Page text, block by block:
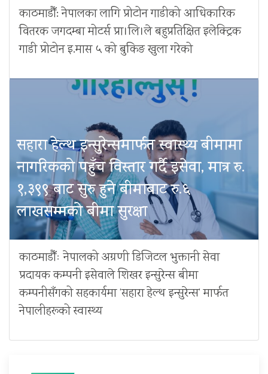
काठमाडौँ: नेपालका लागि प्रोटोन गाडीको आधिकारिक
वितरक जगदम्बा मोटर्स प्रा।लि।ले बहुप्रतिक्षित इलेक्ट्रिक
गाडी प्रोटोन इ.मास ५ को बुकिङ खुला गरेको
सहारा हेल्थ इन्सुरेन्समार्फत स्वास्थ्य बीमामा
नागरिकको पहुँच विस्तार गर्दै इसेवा, मात्र रु.
१,३९९ बाट सुरु हुने बीमाबाट रु.६
लाखसम्मको बीमा सुरक्षा
काठमाडौँः नेपालको अग्रणी डिजिटल भुक्तानी सेवा
प्रदायक कम्पनी इसेवाले शिखर इन्सुरेन्स बीमा
कम्पनीसँगको सहकार्यमा ‘सहारा हेल्थ इन्सुरेन्स’ मार्फत
नेपालीहरूको स्वास्थ्य